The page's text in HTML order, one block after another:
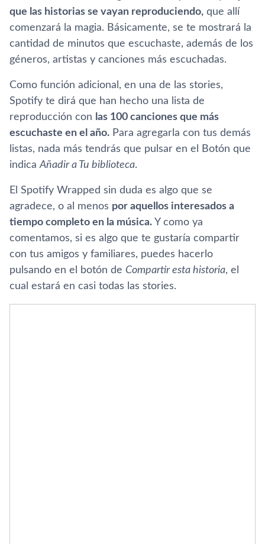
que las historias se vayan reproduciendo, que allí
comenzará la magia. Básicamente, se te mostrará la
cantidad de minutos que escuchaste, además de los
géneros, artistas y canciones más escuchadas.
Como función adicional, en una de las stories,
Spotify te dirá que han hecho una lista de
reproducción con las 100 canciones que más
escuchaste en el año. Para agregarla con tus demás
listas, nada más tendrás que pulsar en el Botón que
indicaAñadir a Tu biblioteca.
El Spotify Wrapped sin duda es algo que se
agradece, o al menos por aquellos interesados a
tiempo completo en la música. Y como ya
comentamos, si es algo que te gustaría compartir
con tus amigos y familiares, puedes hacerlo
pulsando en el botón de Compartir esta historia, el
cual estará en casi todas las stories.